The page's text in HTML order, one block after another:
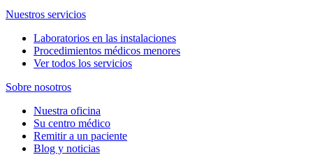
Nuestros servicios
Laboratorios en las instalaciones
Procedimientos médicos menores
Ver todos los servicios
Sobre nosotros
Nuestra oficina
Su centro médico
Remitir a un paciente
Blog y noticias